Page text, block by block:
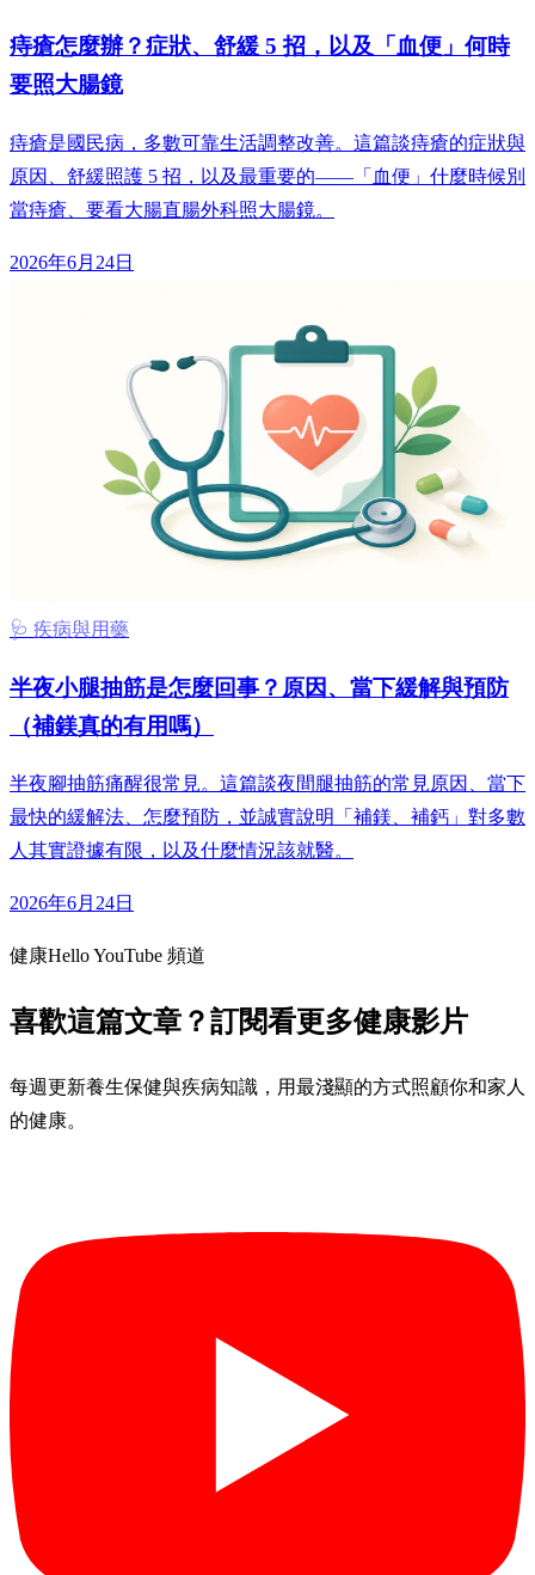
痔瘡怎麼辦？症狀、舒緩 5 招，以及「血便」何時
要照大腸鏡
痔瘡是國民病，多數可靠生活調整改善。這篇談痔瘡的症狀與
原因、舒緩照護 5 招，以及最重要的——「血便」什麼時候別
當痔瘡、要看大腸直腸外科照大腸鏡。
2026年6月24日
🩺 疾病與用藥
半夜小腿抽筋是怎麼回事？原因、當下緩解與預防
（補鎂真的有用嗎）
半夜腳抽筋痛醒很常見。這篇談夜間腿抽筋的常見原因、當下
最快的緩解法、怎麼預防，並誠實說明「補鎂、補鈣」對多數
人其實證據有限，以及什麼情況該就醫。
2026年6月24日
健康Hello YouTube 頻道
喜歡這篇文章？訂閱看更多健康影片
每週更新養生保健與疾病知識，用最淺顯的方式照顧你和家人
的健康。